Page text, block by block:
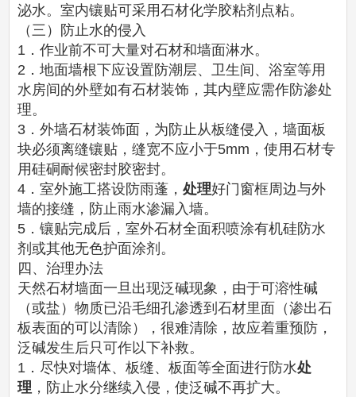
泌水。室内镶贴可采用石材化学胶粘剂点粘。
（三）防止水的侵入
1．作业前不可大量对石材和墙面淋水。
2．地面墙根下应设置防潮层、卫生间、浴室等用
水房间的外壁如有石材装饰，其内壁应需作防渗处
理。
3．外墙石材装饰面，为防止从板缝侵入，墙面板
块必须离缝镶贴，缝宽不应小于5mm，使用石材专
用硅硐耐候密封胶密封。
4．室外施工搭设防雨蓬，处理好门窗框周边与外
墙的接缝，防止雨水渗漏入墙。
5．镶贴完成后，室外石材全面积喷涂有机硅防水
剂或其他无色护面涂剂。
四、治理办法
天然石材墙面一旦出现泛碱现象，由于可溶性碱
（或盐）物质已沿毛细孔渗透到石材里面（渗出石
板表面的可以清除），很难清除，故应着重预防，
泛碱发生后只可作以下补救。
1．尽快对墙体、板缝、板面等全面进行防水处
理 ，防止水分继续入侵，使泛碱不再扩大。